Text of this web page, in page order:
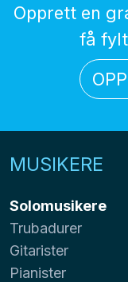
Opprett en
få
MUSIKERE
Solomusikere
Trubadurer
Gitarister
Pianister